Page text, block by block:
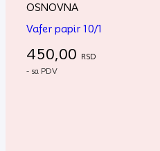
OSNOVNA
Vafer papir 10/1
450,00 RSD
- sa PDV